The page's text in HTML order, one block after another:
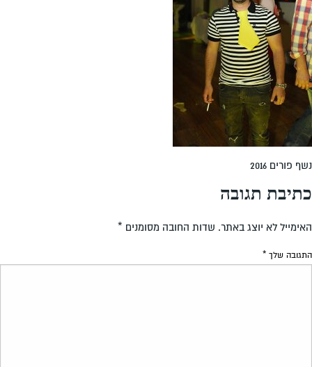
נשף פורים 2016
כתיבת תגובה
האימייל לא יוצג באתר. שדות החובה מסומנים *
התגובה שלך *